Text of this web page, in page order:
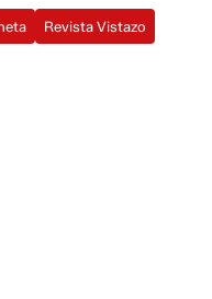
Revista Vistazo